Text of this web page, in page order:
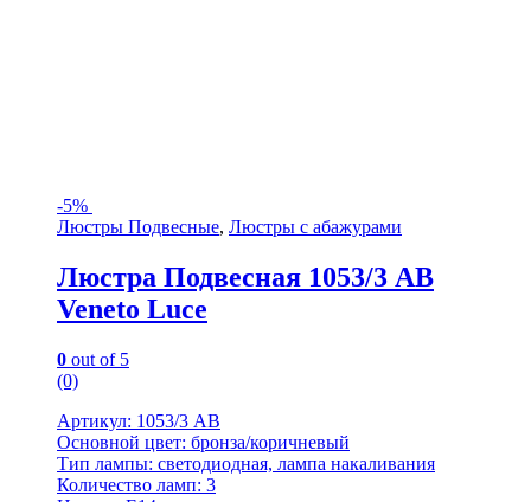
-5%
Люстры Подвесные, Люстры с абажурами
Люстра Подвесная 1053/3 AB
Veneto Luce
0 out of 5
(0)
Артикул: 1053/3 AB
Основной цвет: бронза/коричневый
Тип лампы: светодиодная, лампа накаливания
Количество ламп: 3